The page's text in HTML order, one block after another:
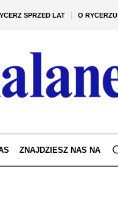
SPRZED LAT O RYCERZU
ZNAJDZIESZ NAS NA